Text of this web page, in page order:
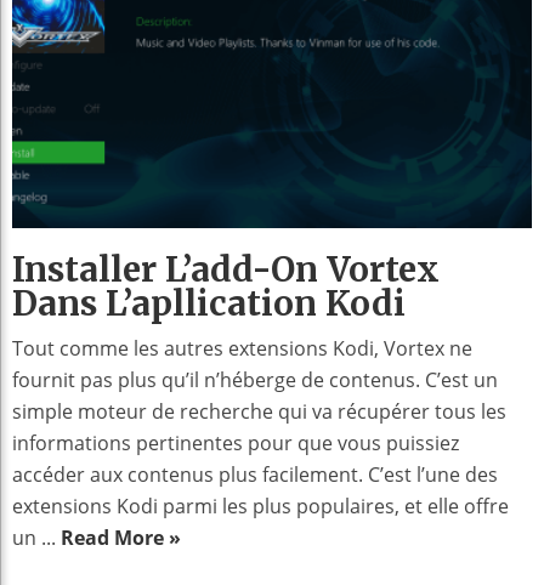
Installer L’add-On Vortex
Dans L’apllication Kodi
Tout comme les autres extensions Kodi, Vortex ne
fournit pas plus qu’il n’héberge de contenus. C’est un
simple moteur de recherche qui va récupérer tous les
informations pertinentes pour que vous puissiez
accéder aux contenus plus facilement. C’est l’une des
extensions Kodi parmi les plus populaires, et elle offre
un ... Read More »